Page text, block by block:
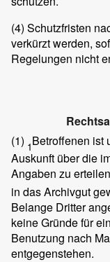
(4) Schutzfristen
verkürzt werden,
Regelungen nicht
(1) 1Betroffenen ist
Auskunft über die
Angaben zu
in das Archivgut
Belange Dritter
keine Gründe für
Benutzung nach
entgegenstehen.